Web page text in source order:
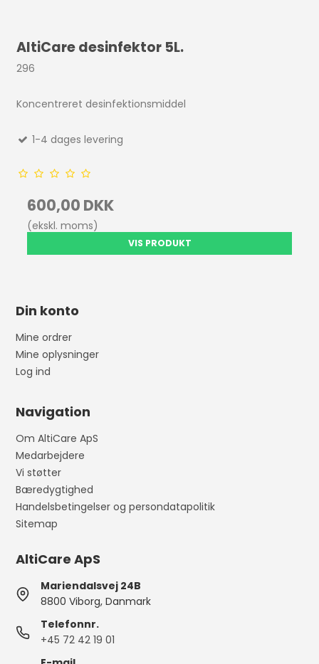
AltiCare desinfektor 5L.
296
Koncentreret desinfektionsmiddel
1-4 dages levering
600,00 DKK
(ekskl. moms)
VIS PRODUKT
Din konto
Mine ordrer
Mine oplysninger
Log ind
Navigation
Om AltiCare ApS
Medarbejdere
Vi støtter
Bæredygtighed
Handelsbetingelser og persondatapolitik
Sitemap
AltiCare ApS
Mariendalsvej 24B
8800 Viborg, Danmark
Telefonnr.
+45 72 42 19 01